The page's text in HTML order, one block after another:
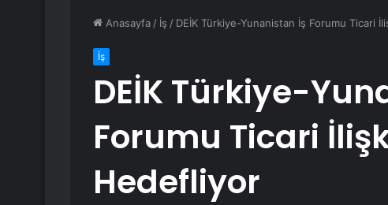
Anasayfa / İş / DEİK Türkiye-Yunanistan İş Forumu Ticari
İş
DEİK Türkiye-
Forumu Ticari
Hedefliyor